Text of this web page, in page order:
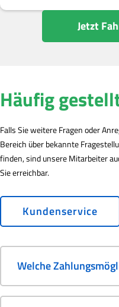
Jetzt
Häufig
Falls Sie weitere Fragen oder
Bereich über bekannte
finden, sind unsere Mitarbeiter
Sie erreichbar.
Kundenservice
Welche